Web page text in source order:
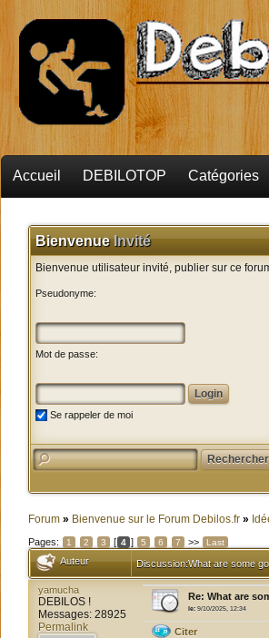
Accueil DEBILOTOP Catégories
BienvenueInvité
Bienvenue utilisateur invité, publier sur ce
Pseudonyme:
Mot de passe:
Se rappeler de moi
Forum » Bienvenue sur le Forum Debilos.fr »
Pages: 1 2 3 [ 4 ] 5 6 7 >> Last
Auteur Discussion:What are some
yamucha
DEBILOS !
Messages: 28925
Permalink
Re: What are
le: 9/10/2025, 12:34
Citer